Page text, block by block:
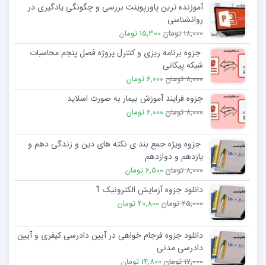
آموزنده ترین پاورپوینت بررسی و چگونگی یادگیری در
روانشناسی
18,000 تومان 15,300 تومان
جزوه برنامه ریزی و کنترل پروژه فصل پنجم محاسبات
شبکه پیکانی
8,000 تومان 6,000 تومان
جزوه فرایند آموزش بیمار به صورت اسلاید
8,000 تومان 6,000 تومان
جزوه ویژه جمع بند ی نکته های دین و زندگی دهم و
یازدهم و دوازدهم
8,000 تومان 6,500 تومان
دانلود جزوه آزمایش الکترونیک 1
25,000 تومان 20,800 تومان
دانلود جزوه فرجام خواهی در آیین دادرسی کیفری و آیین
دادرسی مدنی
17,000 تومان 14,800 تومان